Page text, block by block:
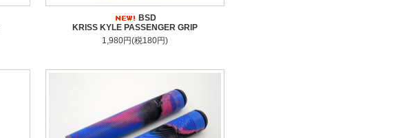
BSD
KRISS KYLE PASSENGER GRIP
1,980円(税180円)